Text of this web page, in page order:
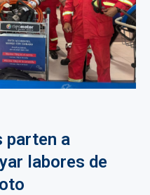
parten a
labores de